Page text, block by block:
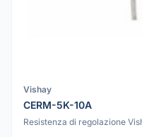
Vishay
CERM-5K-10A
Resistenza di regolazione